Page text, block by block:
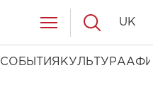
СОБЫТИЯ КУЛЬТУРА
UK